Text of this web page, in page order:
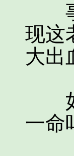
事
现这
大出
如
一命